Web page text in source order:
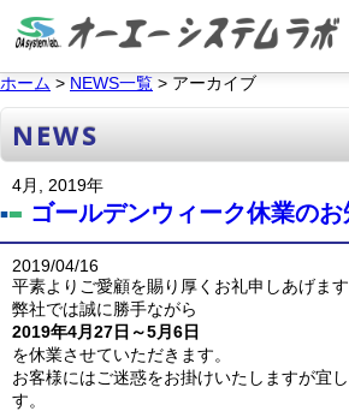
ホーム > NEWS一覧 > アーカイブ
NEWS
4月, 2019年
ゴールデンウィーク休業の
2019/04/16
平素よりご愛顧を賜り厚くお礼申しあげます
弊社では誠に勝手ながら
2019年4月27日～5月6日
を休業させていただきます。
お客様にはご迷惑をお掛けいたしますが宜
す。